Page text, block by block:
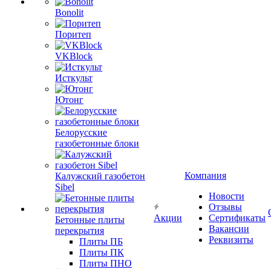
Bonolit
Поритеп
VKBlock
Исткульт
Ютонг
Белорусские
газобетонные блоки
Калужский газобетон
Sibel
Бетонные плиты
перекрытия
Плиты ПБ
Плиты ПК
Плиты ПНО
Акции
Компания
Новости
Отзывы
Сертификаты
Вакансии
Реквизиты